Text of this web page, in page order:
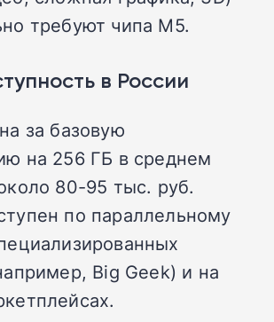
требуют чипа M5.
в России
за базовую
на 256 ГБ в среднем
80-95 тыс. руб.
по параллельному
Big Geek) и на